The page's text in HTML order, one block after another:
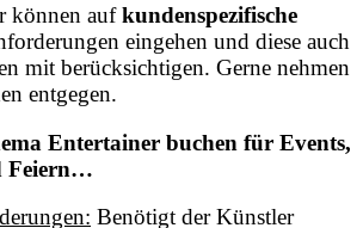
können aufkundenspezifische
eingehen und diese auch
mit berücksichtigen. Gerne nehmen
entgegen.
Entertainer buchen für Events,
Feiern…
Benötigt der Künstler